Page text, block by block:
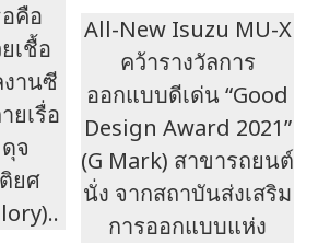
คือ
เชื้อ
านซี
ยเรื่อ
จ
ยศ
All-New Isuzu MU-X
คว้ารางวัลการ
ออกแบบดีเด่น “Good
Design Award 2021”
(G Mark) สาขารถยนต์
นั่ง จากสถาบันส่งเสริม
การออกแบบแห่ง